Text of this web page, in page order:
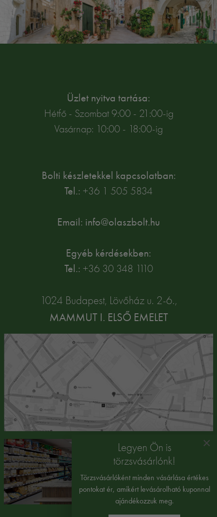
Üzlet nyitva tartása:
Hétfő - Szombat 9:00 - 21:00-ig
Vasárnap: 10:00 - 18:00-ig
Bolti készletekkel kapcsolatban:
Tel.: +36 1 505 5834
Email: info@olaszbolt.hu
Egyéb kérdésekben:
Tel.: +36 30 348 1110
1024 Budapest, Lövőház u. 2-6.,
MAMMUT I. ELSŐ EMELET
×
Legyen Ön is
törzsvásárlónk!
Törzsvásárlóként minden vásárlása értékes
pontokat ér, amikért levásárolható kuponnal
ajándékozzuk meg.